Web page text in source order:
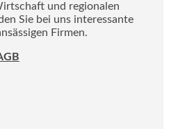
und regionalen
Sie bei uns interessante
Firmen.